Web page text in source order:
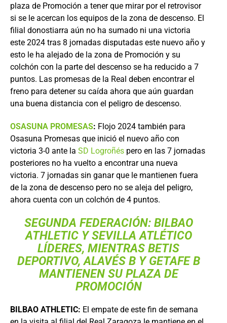
plaza de Promoción a tener que mirar por el retrovisor
si se le acercan los equipos de la zona de descenso. El
filial donostiarra aún no ha sumado ni una victoria
este 2024 tras 8 jornadas disputadas este nuevo año y
esto le ha alejado de la zona de Promoción y su
colchón con la parte del descenso se ha reducido a 7
puntos. Las promesas de la Real deben encontrar el
freno para detener su caída ahora que aún guardan
una buena distancia con el peligro de descenso.
OSASUNA PROMESAS: Flojo 2024 también para
Osasuna Promesas que inició el nuevo año con
victoria 3-0 ante la SD Logroñés pero en las 7 jornadas
posteriores no ha vuelto a encontrar una nueva
victoria. 7 jornadas sin ganar que le mantienen fuera
de la zona de descenso pero no se aleja del peligro,
ahora cuenta con un colchón de 4 puntos.
SEGUNDA FEDERACIÓN: BILBAO
ATHLETICYSEVILLA ATLÉTICO
LÍDERES, MIENTRAS BETIS
DEPORTIVO, ALAVÉS B Y GETAFE B
MANTIENEN SU PLAZA DE
PROMOCIÓN
BILBAO ATHLETIC: El empate de este fin de semana